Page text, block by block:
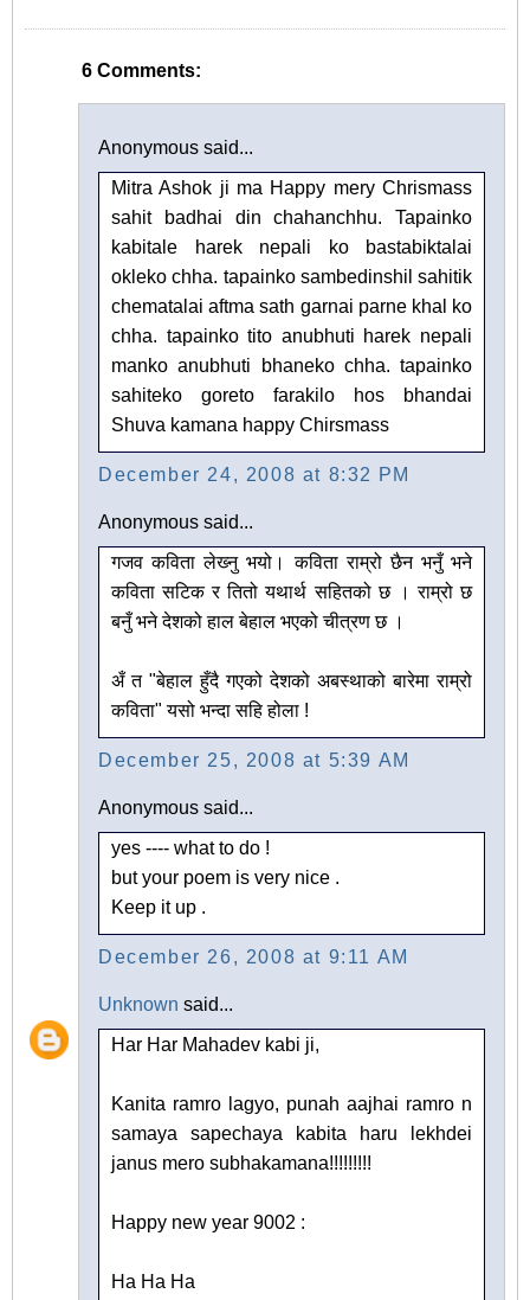
6 Comments:
Anonymous said...
Mitra Ashok ji ma Happy mery Chrismass
sahit badhai din chahanchhu. Tapainko
kabitale harek nepali ko bastabiktalai
okleko chha. tapainko sambedinshil sahitik
chematalai aftma sath garnai parne khal ko
chha. tapainko tito anubhuti harek nepali
manko anubhuti bhaneko chha. tapainko
sahiteko goreto farakilo hos bhandai
Shuva kamana happy Chirsmass
December 24, 2008 at 8:32 PM
Anonymous said...
गजव कविता लेख्‍नु भयो। कविता राम्रो छैन भनुँ भने
कविता सटिक र तितो यथार्थ सहितको छ । राम्रो छ
बनुँ भने देशको हाल बेहाल भएको चीत्रण छ ।
अँ त "बेहाल हुँदै गएको देशको अबस्थाको बारेमा राम्रो
कविता" यसो भन्दा सहि होला !
December 25, 2008 at 5:39 AM
Anonymous said...
yes ---- what to do !
but your poem is very nice .
Keep it up .
December 26, 2008 at 9:11 AM
Unknown said...
Har Har Mahadev kabi ji,
Kanita ramro lagyo, punah aajhai ramro n
samaya sapechaya kabita haru lekhdei
janus mero subhakamana!!!!!!!!!
Happy new year 9002 :
Ha Ha Ha